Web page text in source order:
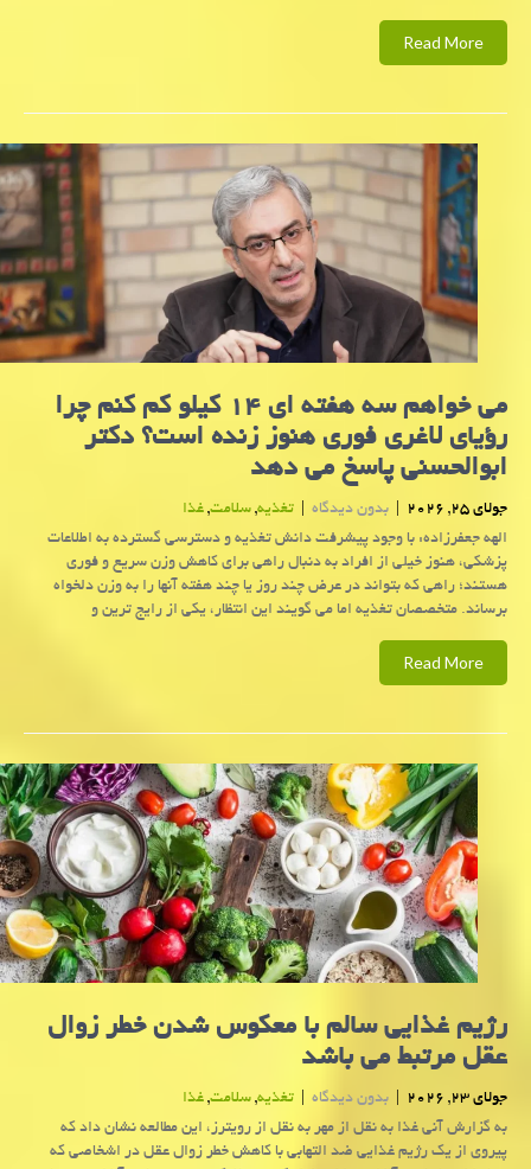
Read More
می خواهم سه هفته ای ۱۴ کیلو کم کنم چرا
رؤیای لاغری فوری هنوز زنده است؟ دکتر
ابوالحسنی پاسخ می دهد
جولای 25, 2026 | بدون دیدگاه | تغذیه,سلامت,غذا
الهه جعفرزاده: با وجود پیشرفت دانش تغذیه و دسترسی گسترده به اطلاعات
پزشکی، هنوز خیلی از افراد به دنبال راهی برای کاهش وزن سریع و فوری
هستند؛ راهی که بتواند در عرض چند روز یا چند هفته آنها را به وزن دلخواه
برساند. متخصصان تغذیه اما می گویند این انتظار، یکی از رایج ترین و
Read More
رژیم غذایی سالم با معکوس شدن خطر زوال
عقل مرتبط می باشد
جولای 23, 2026 | بدون دیدگاه | تغذیه,سلامت,غذا
به گزارش آنی غذا به نقل از مهر به نقل از رویترز، این مطالعه نشان داد که
پیروی از یک رژیم غذایی ضد التهابی با کاهش خطر زوال عقل در اشخاصی که